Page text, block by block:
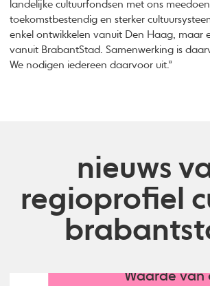
landelijke cultuurfondsen met ons
toekomstbestendig en sterker
enkel ontwikkelen vanuit Den Haag, maar
vanuit BrabantStad. Samenwerking is
We nodigen iedereen daarvoor uit.”
nieuws
regioprofiel
Waarde van